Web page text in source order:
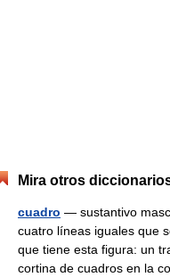
Mira otros
cuadro — sustantivo
cuatro líneas iguales que
que tiene esta figura: un
cortina de cuadros en la